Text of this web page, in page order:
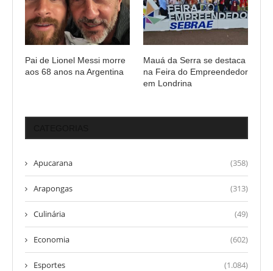
Pai de Lionel Messi morre
aos 68 anos na Argentina
Mauá da Serra se destaca
na Feira do Empreendedor
em Londrina
Apucarana (358)
Arapongas (313)
Culinária (49)
Economia (602)
Esportes (1.084)